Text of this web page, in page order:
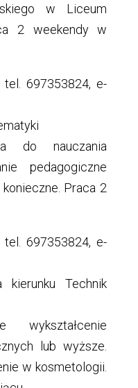
w Liceum
2 weekendy w
697353824, e-
do nauczania
pedagogiczne
Praca 2
697353824, e-
kierunku Technik
wykształcenie
lub wyższe.
w kosmetologii.